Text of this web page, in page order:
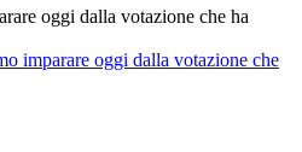
oggi dalla votazione che ha
imparare oggi dalla votazione che